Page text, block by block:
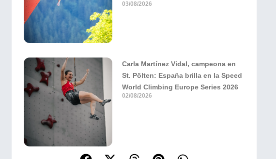
03/08/2026
Carla Martínez Vidal, campeona en
St. Pölten: España brilla en la Speed
World Climbing Europe Series 2026
02/08/2026